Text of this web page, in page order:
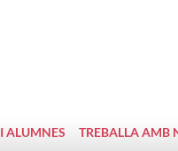
ALUMNES TREBALLA AMB